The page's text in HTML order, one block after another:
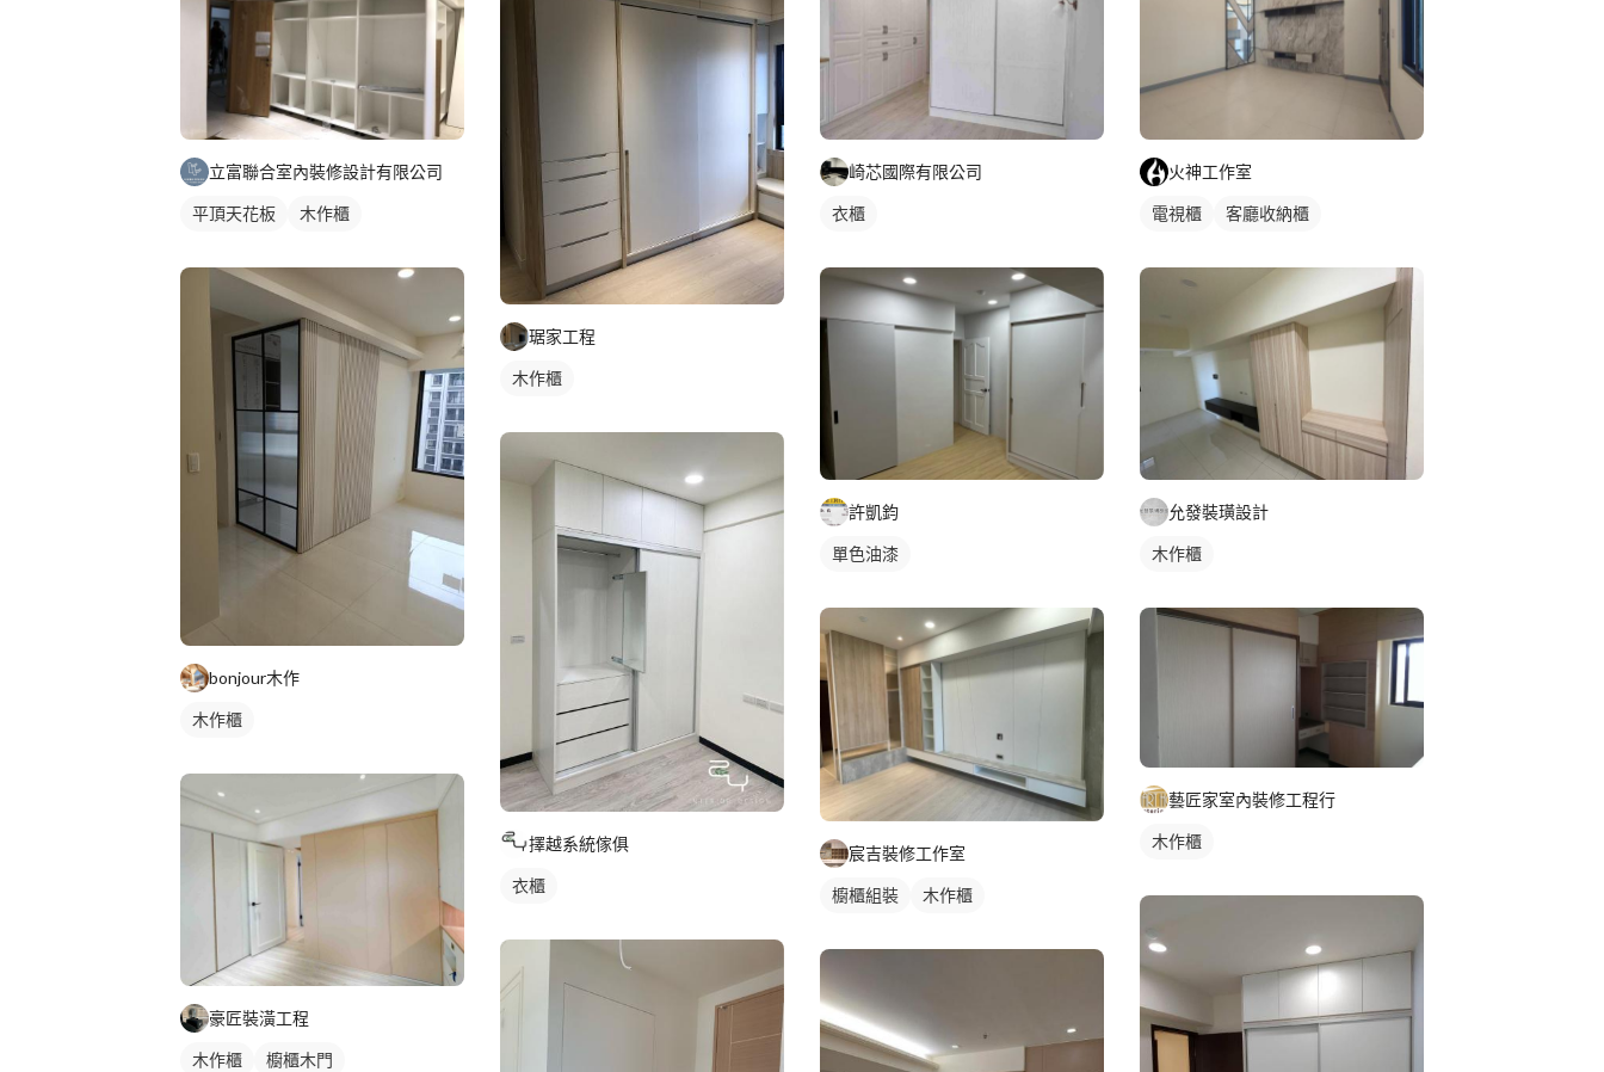
立富聯合室內裝修設計有限公司
平頂天花板 木作櫃
bonjour木作
木作櫃
豪匠裝潢工程
木作櫃 櫥櫃木門
琚家工程
木作櫃
擇越系統傢俱
衣櫃
崎芯國際有限公司
衣櫃
許凱鈞
單色油漆
宸吉裝修工作室
櫥櫃組裝 木作櫃
火神工作室
電視櫃 客廳收納櫃
允發裝璜設計
木作櫃
藝匠家室內裝修工程行
木作櫃